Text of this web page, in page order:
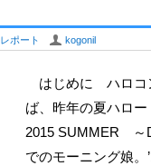
レポート U kogonil
はじめに ハロコンの醍醐味 たとえ
ば、昨年の夏ハロ
2015 SUMMER ～
でのモーニング娘。